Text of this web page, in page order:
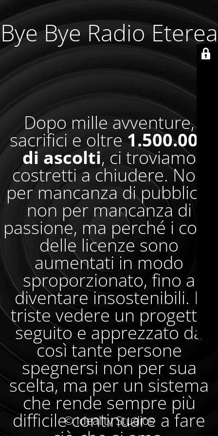
Bye Bye Radio Eterea
Dopo mille avventure,
sacrifici e oltre1.500.000
di ascolti, ci troviamo
costretti a chiudere. Non
per mancanza di pubblico,
non per mancanza di
passione, ma perché i costi
delle licenze sono
aumentati in modo
sproporzionato, fino a
diventare insostenibili. È
triste vedere un progetto
seguito e apprezzato da
così tante persone
spegnersi non per sua
scelta, ma per un sistema
che rende sempre più
difficile continuare a fare
© Ideality Studios